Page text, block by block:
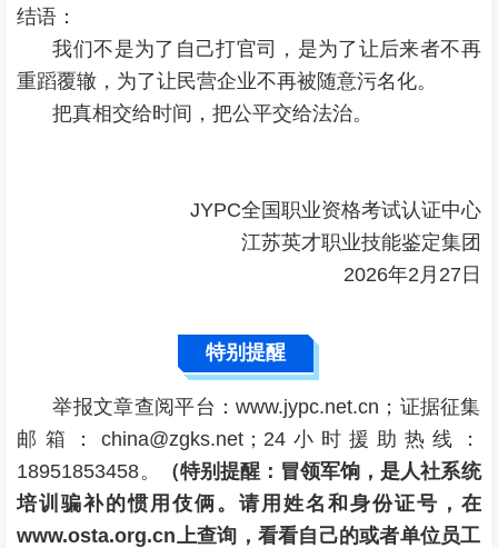
结语：
我们不是为了自己打官司，是为了让后来者不再
重蹈覆辙，为了让民营企业不再被随意污名化。
把真相交给时间，把公平交给法治。
JYPC全国职业资格考试认证中心
江苏英才职业技能鉴定集团
2026年2月27日
特别提醒
举报文章查阅平台：www.jypc.net.cn；证据征集
邮箱：china@zgks.net；24小时援助热线：
18951853458。
（特别提醒：冒领军饷，是人社系统
培训骗补的惯用伎俩。请用姓名和身份证号，在
www.osta.org.cn上查询，看看自己的或者单位员工